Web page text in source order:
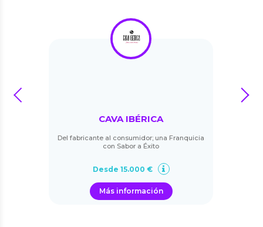
CAVA IBÉRICA
Del fabricante al consumidor; una Franquicia
con Sabor a Éxito
Desde 15.000 €
Más información
prev next